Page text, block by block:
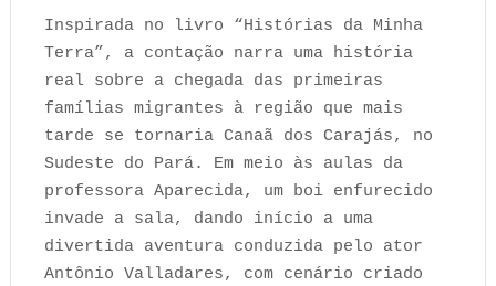
Inspirada no livro “Histórias da Minha
Terra”, a contação narra uma história
real sobre a chegada das primeiras
famílias migrantes à região que mais
tarde se tornaria Canaã dos Carajás, no
Sudeste do Pará. Em meio às aulas da
professora Aparecida, um boi enfurecido
invade a sala, dando início a uma
divertida aventura conduzida pelo ator
Antônio Valladares, com cenário criado